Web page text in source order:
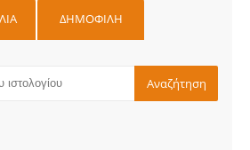
ΔΗΜΟΦΙΛΗ